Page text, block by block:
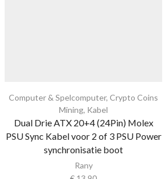
Computer & Spelcomputer, Crypto Coins
Mining, Kabel
Dual Drie ATX 20+4 (24Pin) Molex
PSU Sync Kabel voor 2 of 3 PSU Power
synchronisatie boot
Rany